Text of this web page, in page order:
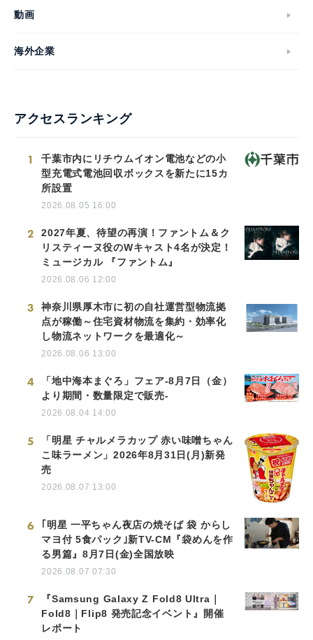
動画
海外企業
アクセスランキング
1
千葉市内にリチウムイオン電池などの小
型充電式電池回収ボックスを新たに15カ
所設置
2026.08.05 16:00
2
2027年夏、待望の再演！ファントム＆ク
リスティーヌ役のWキャスト4名が決定！
ミュージカル 『ファントム』
2026.08.06 12:00
3
神奈川県厚木市に初の自社運営型物流拠
点が稼働～住宅資材物流を集約・効率化
し物流ネットワークを最適化～
2026.08.06 13:00
4
「地中海本まぐろ」フェア-8月7日（金）
より期間・数量限定で販売-
2026.08.04 14:00
5
「明星 チャルメラカップ 赤い味噌ちゃん
こ味ラーメン」2026年8月31日(月)新発
売
2026.08.07 13:00
6
｢明星 一平ちゃん夜店の焼そば 袋 からし
マヨ付 5食パック｣新TV-CM『袋めんを作
る男篇』8月7日(金)全国放映
2026.08.07 07:30
7
『Samsung Galaxy Z Fold8 Ultra｜
Fold8｜Flip8 発売記念イベント』開催
レポート